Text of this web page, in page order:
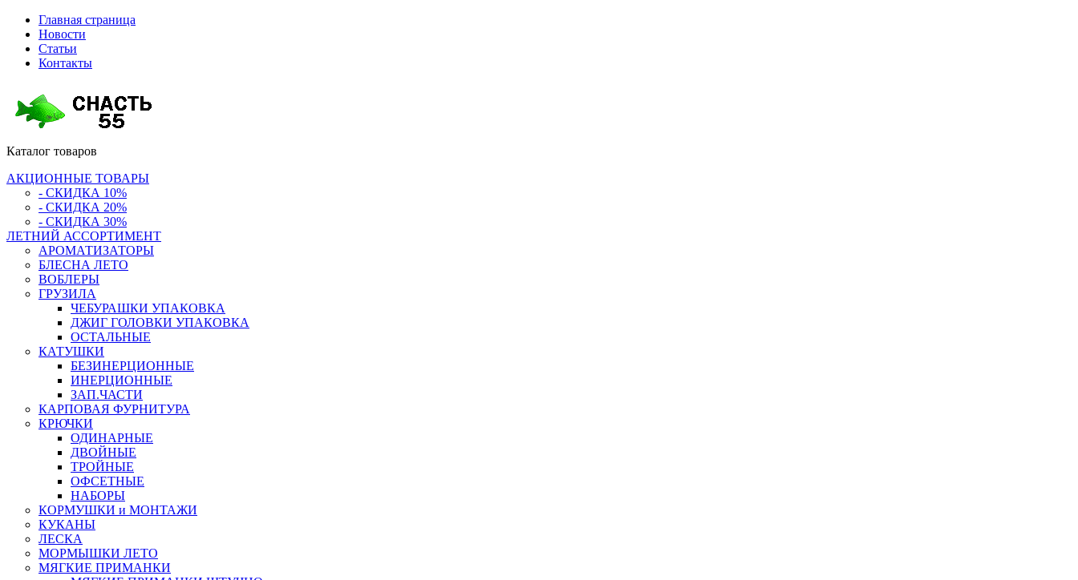
Главная страница
Новости
Статьи
Контакты
Каталог товаров
АКЦИОННЫЕ ТОВАРЫ
- СКИДКА 10%
- СКИДКА 20%
- СКИДКА 30%
ЛЕТНИЙ АССОРТИМЕНТ
АРОМАТИЗАТОРЫ
БЛЕСНА ЛЕТО
ВОБЛЕРЫ
ГРУЗИЛА
ЧЕБУРАШКИ УПАКОВКА
ДЖИГ ГОЛОВКИ УПАКОВКА
ОСТАЛЬНЫЕ
КАТУШКИ
БЕЗИНЕРЦИОННЫЕ
ИНЕРЦИОННЫЕ
ЗАП.ЧАСТИ
КАРПОВАЯ ФУРНИТУРА
КРЮЧКИ
ОДИНАРНЫЕ
ДВОЙНЫЕ
ТРОЙНЫЕ
ОФСЕТНЫЕ
НАБОРЫ
КОРМУШКИ и МОНТАЖИ
КУКАНЫ
ЛЕСКА
МОРМЫШКИ ЛЕТО
МЯГКИЕ ПРИМАНКИ